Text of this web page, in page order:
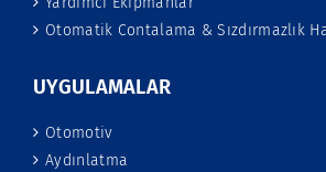
Otomatik Contalama & Sızdırmazlık
UYGULAMALAR
Otomotiv
Aydınlatma